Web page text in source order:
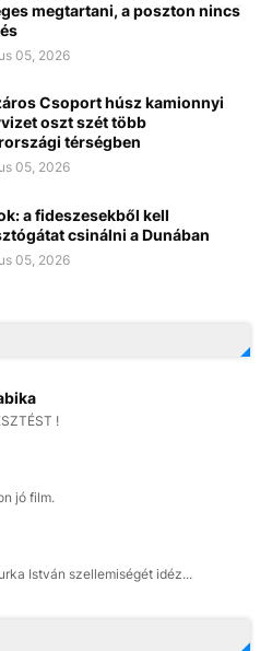
megtartani, a poszton nincs
05, 2026
Csoport húsz kamionnyi
oszt szét több
térségben
05, 2026
a fideszesekből kell
csinálni a Dunában
05, 2026
!
jó film.
István szellemiségét idéz...